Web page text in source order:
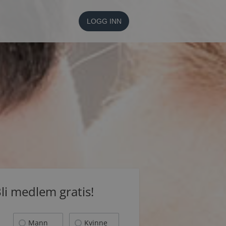
LOGG INN
medlem gratis!
Mann Kvinne